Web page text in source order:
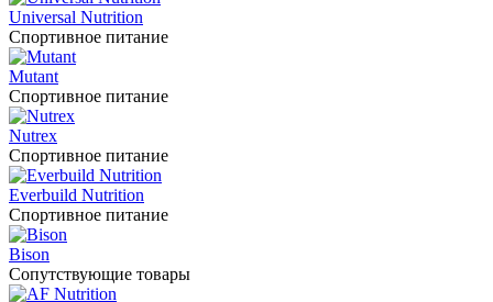
Universal Nutrition
Спортивное питание
Mutant
Спортивное питание
Nutrex
Спортивное питание
Everbuild Nutrition
Спортивное питание
Bison
Сопутствующие товары